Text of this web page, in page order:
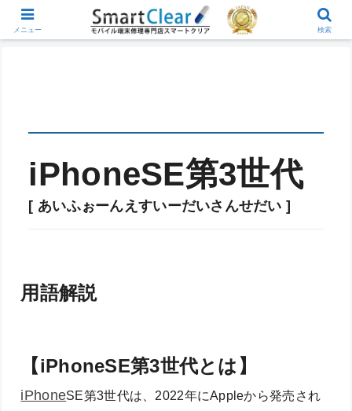
iPhoneSE第3世代
[ あいふぉーんえすいーだいさんせだい ]
用語解説
【iPhoneSE第3世代とは】
iPhoneSE第3世代は、2022年にAppleから発売され
メニュー 検索